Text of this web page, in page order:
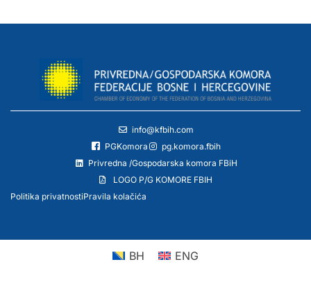
info@kfbih.com
PGKomora
pg.komora.fbih
Privredna /Gospodarska komora FBiH
LOGO P/G KOMORE FBIH
Politika privatnostiPravila kolačića
BH ENG